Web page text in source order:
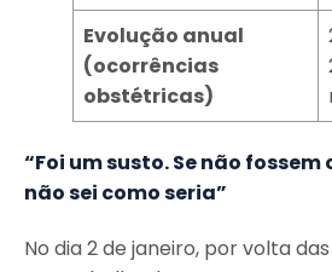
Evolução anual
(ocorrências
obstétricas)
“Foi um susto. Se não fossem
não sei como seria”
No dia 2 de janeiro, por volta